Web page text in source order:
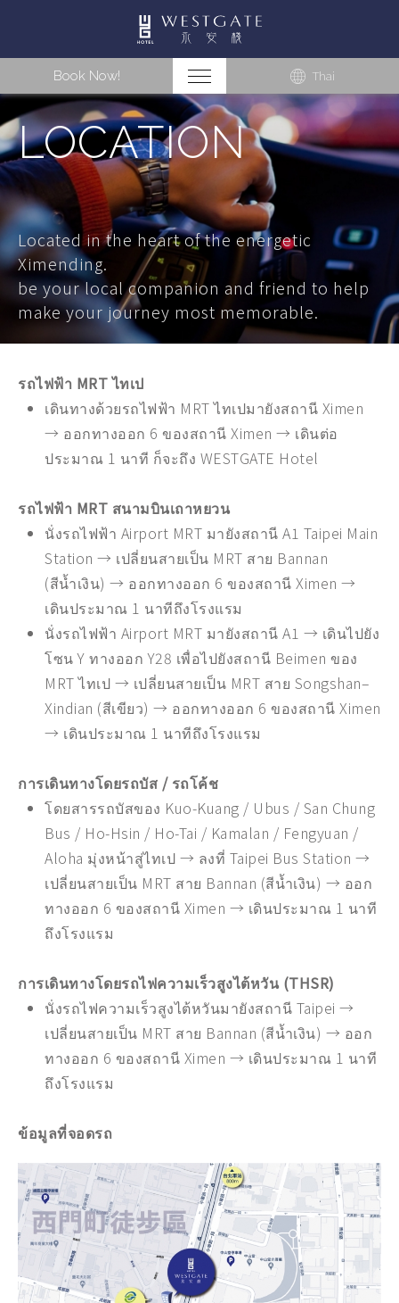
LOCATION
Located in the heart of the energetic
Ximending.
be your local companion and friend to help
make your journey most memorable.
รถไฟฟ้า MRT ไทเป
เดินทางด้วยรถไฟฟ้า MRT ไทเปมายังสถานี Ximen
→ ออกทางออก 6 ของสถานี Ximen → เดินต่อ
ประมาณ 1 นาที ก็จะถึง WESTGATE Hotel
รถไฟฟ้า MRT สนามบินเถาหยวน
นั่งรถไฟฟ้า Airport MRT มายังสถานี A1 Taipei Main
Station → เปลี่ยนสายเป็น MRT สาย Bannan
(สีน้ำเงิน) → ออกทางออก 6 ของสถานี Ximen →
เดินประมาณ 1 นาทีถึงโรงแรม
นั่งรถไฟฟ้า Airport MRT มายังสถานี A1 → เดินไปยัง
โซน Y ทางออก Y28 เพื่อไปยังสถานี Beimen ของ
MRT ไทเป → เปลี่ยนสายเป็น MRT สาย Songshan–
Xindian (สีเขียว) → ออกทางออก 6 ของสถานี Ximen
→ เดินประมาณ 1 นาทีถึงโรงแรม
การเดินทางโดยรถบัส / รถโค้ช
โดยสารรถบัสของ Kuo-Kuang / Ubus / San Chung
Bus / Ho-Hsin / Ho-Tai / Kamalan / Fengyuan /
Aloha มุ่งหน้าสู่ไทเป → ลงที่ Taipei Bus Station →
เปลี่ยนสายเป็น MRT สาย Bannan (สีน้ำเงิน) → ออก
ทางออก 6 ของสถานี Ximen → เดินประมาณ 1 นาที
ถึงโรงแรม
การเดินทางโดยรถไฟความเร็วสูงไต้หวัน (THSR)
นั่งรถไฟความเร็วสูงไต้หวันมายังสถานี Taipei →
เปลี่ยนสายเป็น MRT สาย Bannan (สีน้ำเงิน) → ออก
ทางออก 6 ของสถานี Ximen → เดินประมาณ 1 นาที
ถึงโรงแรม
ข้อมูลที่จอดรถ
Book Now! Thai